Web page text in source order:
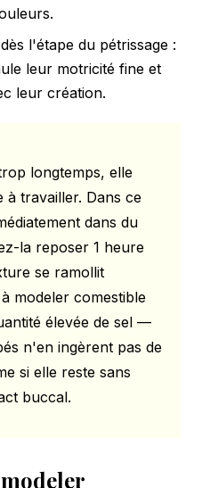
dès l'étape du pétrissage :
leur motricité fine et
leur création.
longtemps, elle
à travailler. Dans ce
dans du
la reposer 1 heure
se ramollit
modeler comestible
élevée de sel —
n'en ingèrent pas de
si elle reste sans
buccal.